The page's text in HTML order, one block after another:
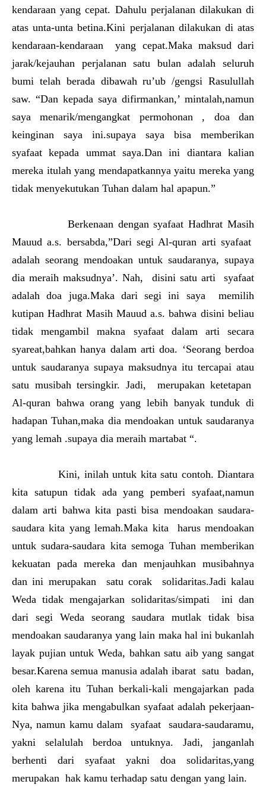
kendaraan yang cepat. Dahulu perjalanan dilakukan di
atas unta-unta betina.Kini perjalanan dilakukan di atas
kendaraan-kendaraan yang cepat.Maka maksud dari
jarak/kejauhan perjalanan satu bulan adalah seluruh
bumi telah berada dibawah ru’ub /gengsi Rasulullah
saw. “Dan kepada saya difirmankan,’ mintalah,namun
saya menarik/mengangkat permohonan , doa dan
keinginan saya ini.supaya saya bisa memberikan
syafaat kepada ummat saya.Dan ini diantara kalian
mereka itulah yang mendapatkannya yaitu mereka yang
tidak menyekutukan Tuhan dalam hal apapun.”
Berkenaan dengan syafaat Hadhrat Masih
Mauud a.s. bersabda,”Dari segi Al-quran arti syafaat
adalah seorang mendoakan untuk saudaranya, supaya
dia meraih maksudnya’. Nah, disini satu arti syafaat
adalah doa juga.Maka dari segi ini saya memilih
kutipan Hadhrat Masih Mauud a.s. bahwa disini beliau
tidak mengambil makna syafaat dalam arti secara
syareat,bahkan hanya dalam arti doa. ‘Seorang berdoa
untuk saudaranya supaya maksudnya itu tercapai atau
satu musibah tersingkir. Jadi, merupakan ketetapan
Al-quran bahwa orang yang lebih banyak tunduk di
hadapan Tuhan,maka dia mendoakan untuk saudaranya
yang lemah .supaya dia meraih martabat “.
Kini, inilah untuk kita satu contoh. Diantara
kita satupun tidak ada yang pemberi syafaat,namun
dalam arti bahwa kita pasti bisa mendoakan saudara-
saudara kita yang lemah.Maka kita harus mendoakan
untuk sudara-saudara kita semoga Tuhan memberikan
kekuatan pada mereka dan menjauhkan musibahnya
dan ini merupakan satu corak solidaritas.Jadi kalau
Weda tidak mengajarkan solidaritas/simpati ini dan
dari segi Weda seorang saudara mutlak tidak bisa
mendoakan saudaranya yang lain maka hal ini bukanlah
layak pujian untuk Weda, bahkan satu aib yang sangat
besar.Karena semua manusia adalah ibarat satu badan,
oleh karena itu Tuhan berkali-kali mengajarkan pada
kita bahwa jika mengabulkan syafaat adalah pekerjaan-
Nya, namun kamu dalam syafaat saudara-saudaramu,
yakni selalulah berdoa untuknya. Jadi, janganlah
berhenti dari syafaat yakni doa solidaritas,yang
merupakan hak kamu terhadap satu dengan yang lain.